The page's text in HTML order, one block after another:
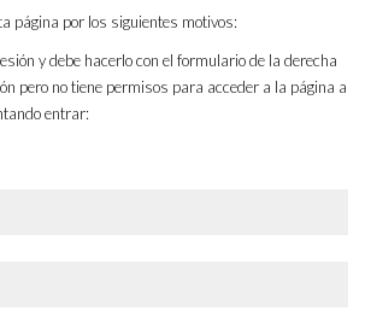
página por los siguientes motivos:
y debe hacerlo con el formulario de la derecha
pero no tiene permisos para acceder a la página a
entrar: